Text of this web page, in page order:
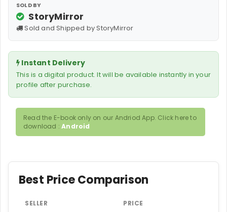
SOLD BY
StoryMirror
Sold and Shipped by StoryMirror
Instant Delivery
This is a digital product. It will be available instantly in your
profile after purchase.
Read the E-book only on our Andriod App. Click here to
download :Android
Best Price Comparison
SELLER PRICE